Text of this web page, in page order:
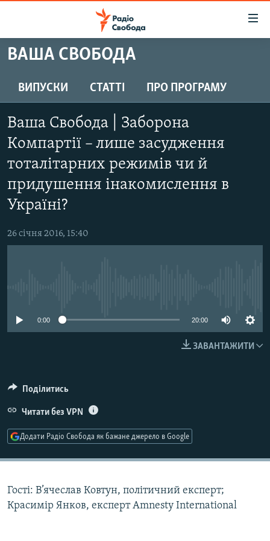
Перейти
до
матеріалу
до
основної
Перейти
до
пошуку
РАДІО СВОБОДА – 70 РОКІВ
ВСЕ ЗА ДОБУ
ПОЛІТИКА
ЕКОНОМІКА
СУСПІЛЬСТВО
КУЛЬТУРА
СПОРТ
УКРАЇНА
ВІЙНА
РОСІЙСЬКА «ФІЛЬТРАЦІЯ»
ДОНБАС.РЕАЛІЇ
КРИМ.РЕАЛІЇ
ТИ ЯК?
СХЕМИ
СПЕЦПРОЄКТИ
РУС
УКР
КТАТ
ВАША СВОБОДА
ВИПУСКИ СТАТТІ ПРО ПРОГРАМУ
Ваша Свобода | Заборона
Компартії – лише засудження
тоталітарних режимів чи й
придушення інакомислення в
Україні?
26 січня 2016, 15:40
0:00 20:00
ЗАВАНТАЖИТИ
Поділитись
Читати без VPN
Додати Радіо Свобода як бажане джерело в Google
Гості: В’ячеслав Ковтун, політичний експерт;
Красимір Янков, експерт Amnesty International